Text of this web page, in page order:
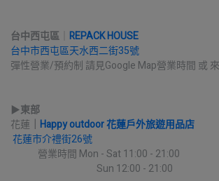
台中西屯區
REPACK HOUSE
台中市西屯區天水西二街35號
彈性營業/預約制 請見Google Map營業時間 或
▶︎東部
花蓮
Happy outdoor 花蓮戶外旅遊用品店
花蓮市介禮街26號
營業時間 Mon - Sat 11:00 - 21:00
Sun 12:00 - 21:00